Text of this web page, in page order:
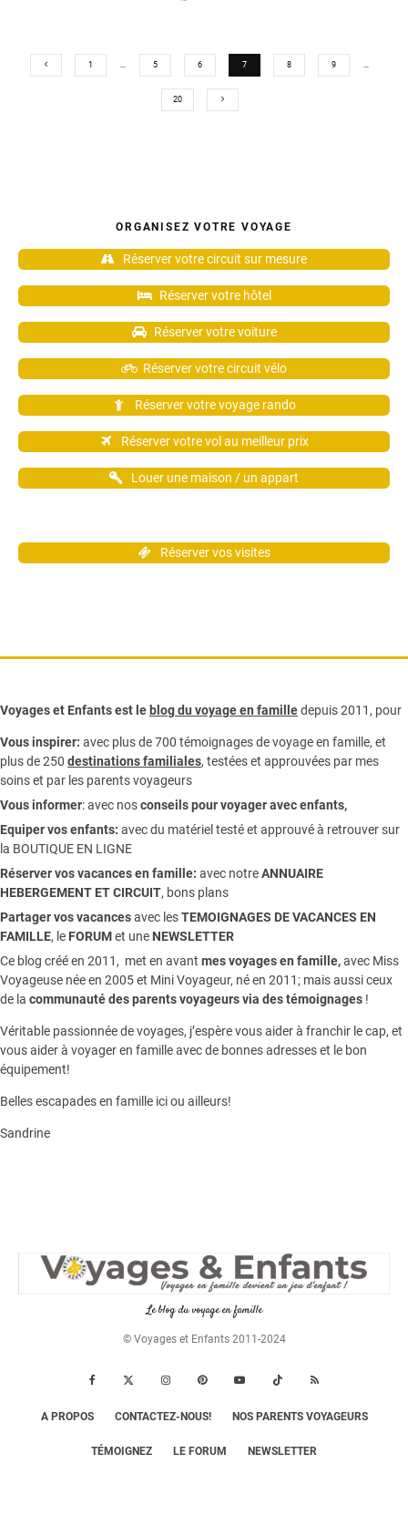
1 5 6 7 8 9
20
ORGANISEZ VOTRE VOYAGE
Réserver votre circuit sur mesure
Réserver votre hôtel
Réserver votre voiture
Réserver votre circuit vélo
Réserver votre voyage rando
Réserver votre vol au meilleur prix
Louer une maison / un appart
Réserver vos visites
Voyages et Enfants est leblog du voyage en familledepuis 2011, pour
Vous inspirer: avec plus de 700 témoignages devoyage en famille, et
plus de 250 destinations familiales, testées et approuvées par mes
soins et par les parents voyageurs
Vous informer:avec nosconseils pour voyager avec enfants,
Equiper vos enfants: avec du matériel testé et approuvé à retrouver sur
la BOUTIQUE EN LIGNE
Réserver vos vacances en famille: avec notreANNUAIRE
HEBERGEMENT ET CIRCUIT, bons plans
Partager vos vacancesavec lesTEMOIGNAGES DE VACANCES EN
FAMILLE, le FORUMet une NEWSLETTER
Ce blog créé en 2011, met en avant mes voyages en famille,avec Miss
Voyageuse née en 2005 et Mini Voyageur, né en 2011; mais aussi ceux
de la communauté des parents voyageurs via des témoignages !
Véritable passionnée de voyages, j’espère vous aider à franchir le cap, et
vous aider à voyager en famille avec de bonnes adresses et le bon
équipement!
Belles escapades en famille ici ou ailleurs!
Sandrine
Le blog du voyage en famille
© Voyages et Enfants 2011-2024
A PROPOS CONTACTEZ-NOUS! NOS PARENTS VOYAGEURS
TÉMOIGNEZ LE FORUM NEWSLETTER